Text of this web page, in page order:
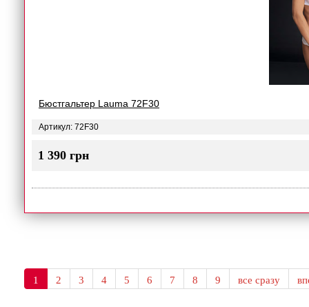
Бюстгальтер Lauma 72F30
Артикул: 72F30
1 390 грн
1 2 3 4 5 6 7 8 9 все сразу